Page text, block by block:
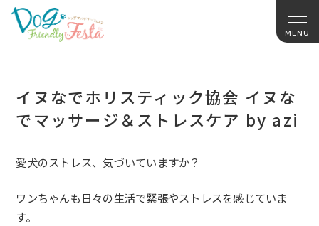
イヌなでホリスティック協会 イヌな
でマッサージ＆ストレスケア by azi
愛犬のストレス、気づいていますか？
ワンちゃんも日々の生活で緊張やストレスを感じていま
す。